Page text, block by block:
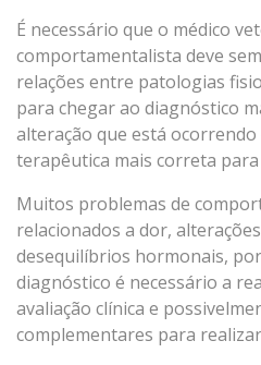
É necessário que o médico
comportamentalista deve
relações entre patologias
para chegar ao diagnóstico
alteração que está ocorrendo
terapêutica mais correta para
Muitos problemas de
relacionados a dor,
desequilíbrios hormonais,
diagnóstico é necessário a
avaliação clínica e
complementares para